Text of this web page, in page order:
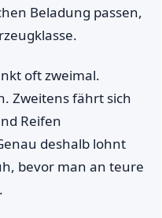
Beladung passen,
oft zweimal.
Zweitens fährt sich
Reifen
deshalb lohnt
bevor man an teure